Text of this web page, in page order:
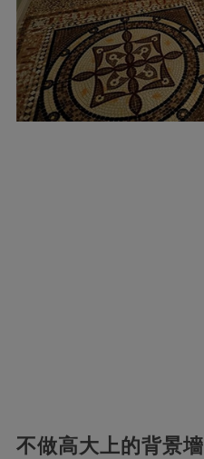
不做高大上的背景墻